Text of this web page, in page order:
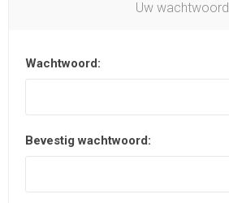
Uw wachtwoord
Wachtwoord:
Bevestig wachtwoord: